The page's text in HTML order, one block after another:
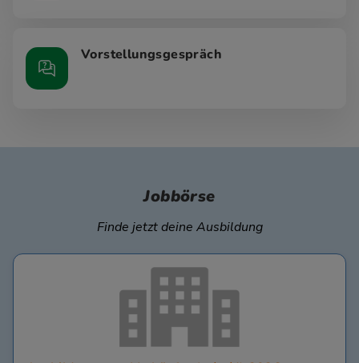
Vorstellungsgespräch
Jobbörse
Finde jetzt deine Ausbildung